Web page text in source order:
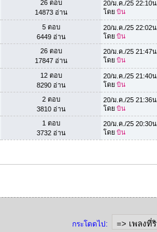
26 ตอบ
14873 อ่าน
20/ม.ค./25 22:10น.
โดยบิน
5 ตอบ
6449 อ่าน
20/ม.ค./25 22:02น.
โดยบิน
26 ตอบ
17847 อ่าน
20/ม.ค./25 21:47น.
โดยบิน
12 ตอบ
8290 อ่าน
20/ม.ค./25 21:40น.
โดยบิน
2 ตอบ
3810 อ่าน
20/ม.ค./25 21:36น.
โดยบิน
1 ตอบ
3732 อ่าน
20/ม.ค./25 20:30น.
โดยบิน
กระโดดไป: